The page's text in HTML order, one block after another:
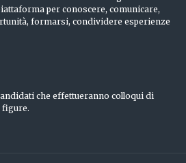
per conoscere, comunicare,
formarsi, condividere esperienze
che effettueranno colloqui di
figure.